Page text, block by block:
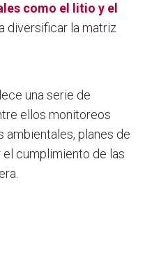
como el litio y el
diversificar la matriz
una serie de
ellos monitoreos
planes de
cumplimiento de las